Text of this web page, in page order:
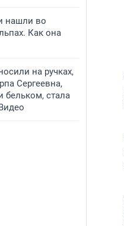
нашли во
Как она
на ручках,
Сергеевна,
бельком, стала